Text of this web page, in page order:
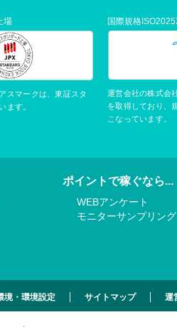
場
スマークは、東証スタ
ます。
国際規格
運営会社の株式会
を取得しており、
こなっています。
ポイントで稼ぐなら...
WEBアンケート
モニターサンプリング
境・環境設定 サイトマップ 運